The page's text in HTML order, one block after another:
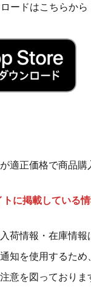
ードはこちらから
適正価格で商品
に掲載している
荷情報・在庫情報
知を使用するた
意を図っており